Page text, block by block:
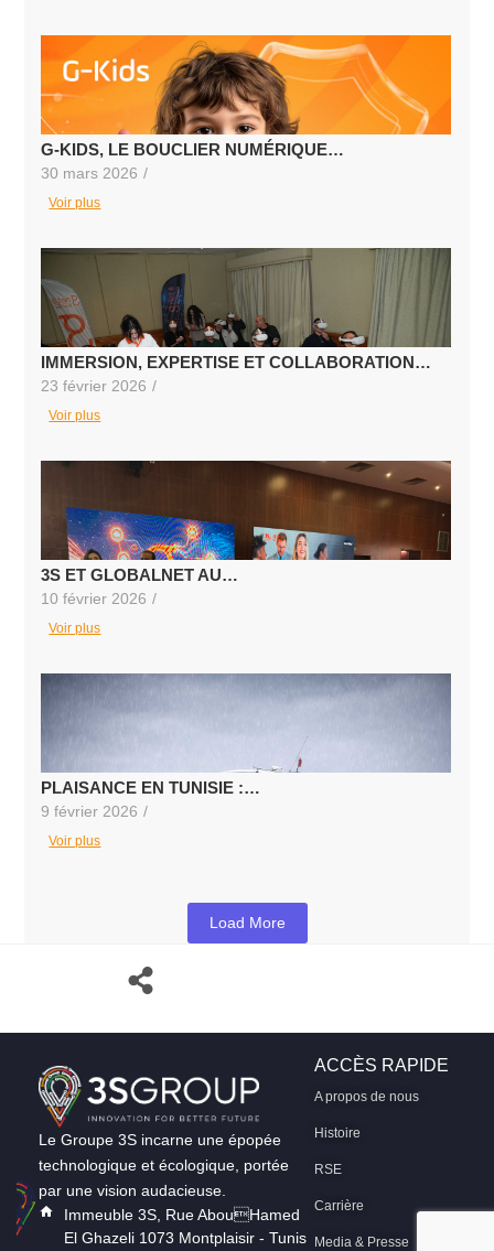
G-KIDS, LE BOUCLIER NUMÉRIQUE…
30 mars 2026 /
Voir plus
IMMERSION, EXPERTISE ET COLLABORATION…
23 février 2026 /
Voir plus
3S ET GLOBALNET AU…
10 février 2026 /
Voir plus
PLAISANCE EN TUNISIE :…
9 février 2026 /
Voir plus
Load More
Le Groupe 3S incarne une épopée
technologique et écologique, portée
par une vision audacieuse.
Immeuble 3S, Rue AbouHamed
El Ghazeli 1073 Montplaisir - Tunis
ACCÈS RAPIDE
A propos de nous
Histoire
RSE
Carrière
Media & Presse